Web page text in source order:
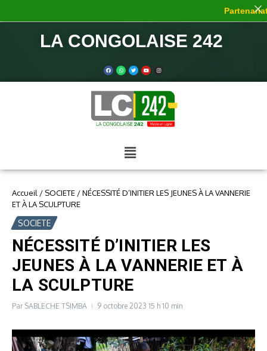
LA CONGOLAISE 242
Accueil / SOCIETE /NÉCESSITÉ D’INITIER LES JEUNES À LA VANNERIE
ET À LA SCULPTURE
SOCIETE
NÉCESSITÉ D’INITIER LES
JEUNES À LA VANNERIE ET À
LA SCULPTURE
Par SABLECHE TSIMBA 9 octobre 2023 15 h 10 min
Partenariat